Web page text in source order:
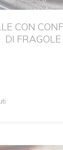
CON
DI FRAGOLE